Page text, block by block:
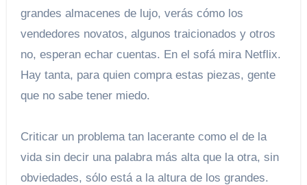
grandes almacenes de lujo, verás cómo los
vendedores novatos, algunos traicionados y otros
no, esperan echar cuentas. En el sofá mira Netflix.
Hay tanta, para quien compra estas piezas, gente
que no sabe tener miedo.
Criticar un problema tan lacerante como el de la
vida sin decir una palabra más alta que la otra, sin
obviedades, sólo está a la altura de los grandes.